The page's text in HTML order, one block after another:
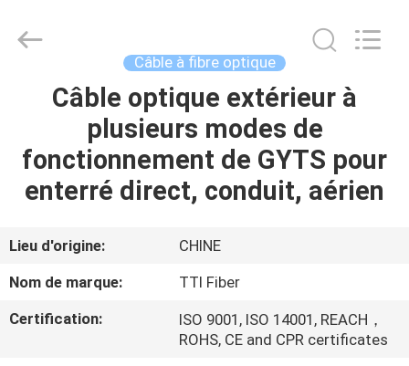
MAISON
DES
PRODUITS
AU
SUJET
DE
Communication
Tech.
Câble à fibre optique
Câble optique extérieur à
plusieurs modes de
fonctionnement de GYTS pour
enterré direct, conduit, aérien
Lieu d'origine:
CHINE
Nom de marque:
TTI Fiber
Certification:
ISO 9001, ISO 14001, REACH，
ROHS, CE and CPR certificates